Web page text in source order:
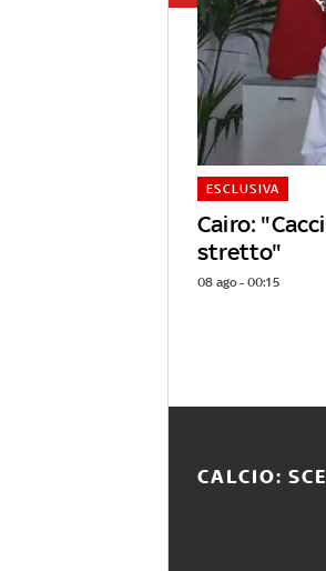
Cairo:
stretto"
ESCLUSIVA
08 ago - 00:15
CALCIO: